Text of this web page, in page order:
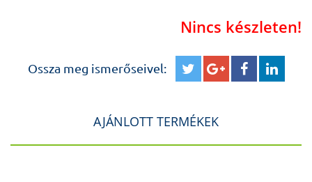
Nincs készleten!
Ossza meg ismerőseivel:
AJÁNLOTT TERMÉKEK